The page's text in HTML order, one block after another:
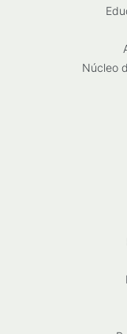
Núcleo